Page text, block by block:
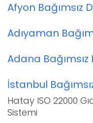
Afyon Bağımsız
Adıyaman
Adana
İstanbul
Hatay ISO 22000
Sistemi